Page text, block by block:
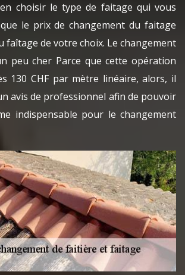
choisir le type de faitage qui vous
le prix de changement du faitage
faîtage de votre choix. Le changement
peu cher Parce que cette opération
130 CHF par mètre linéaire, alors, il
avis de professionnel afin de pouvoir
indispensable pour le changement